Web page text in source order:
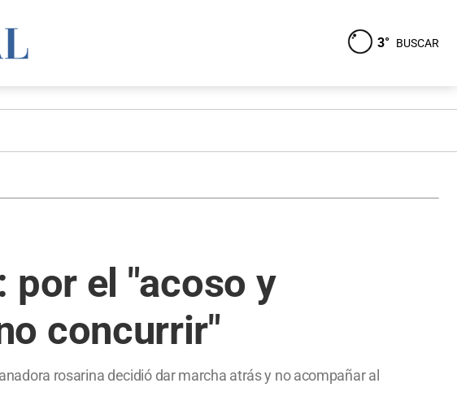
3° BUSCAR
por el "acoso y
concurrir"
rosarina decidió dar marcha atrás y no acompañar al